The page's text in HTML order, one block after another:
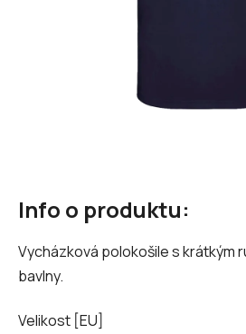
Info o produktu:
Vycházková polokošile s krátkým
bavlny.
Velikost [EU]